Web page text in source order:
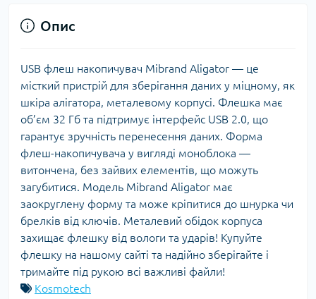
Опис
USB флеш накопичувач Mibrand Aligator — це
місткий пристрій для зберігання даних у міцному, як
шкіра алігатора, металевому корпусі. Флешка має
об’єм 32 Гб та підтримує інтерфейс USB 2.0, що
гарантує зручність перенесення даних. Форма
флеш-накопичувача у вигляді моноблока —
витончена, без зайвих елементів, що можуть
загубитися. Модель Mibrand Aligator має
заокруглену форму та може кріпитися до шнурка чи
брелків від ключів. Металевий обідок корпуса
захищає флешку від вологи та ударів! Купуйте
флешку на нашому сайті та надійно зберігайте і
тримайте під рукою всі важливі файли!
Kosmotech